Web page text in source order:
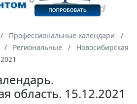
Профессиональные календари
Региональные
Новосибирская
область. 15.12.2021